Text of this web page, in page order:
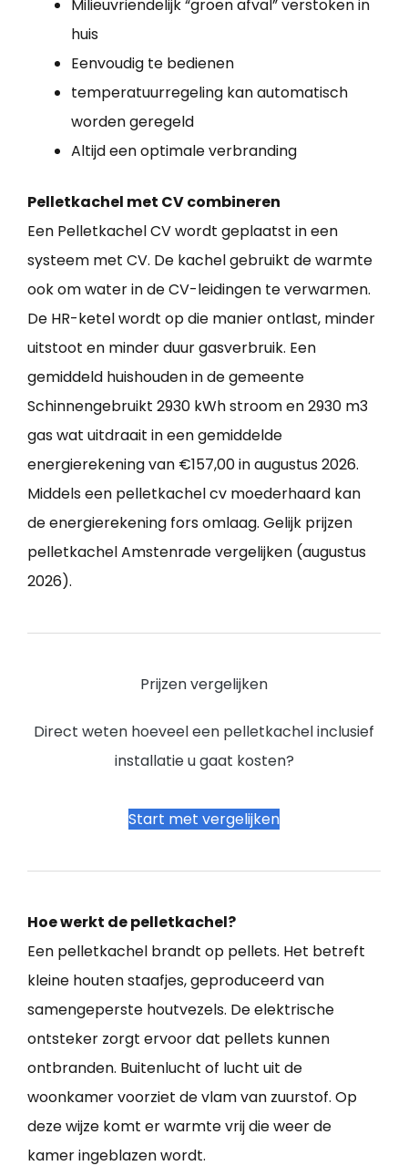
Milieuvriendelijk “groen afval” verstoken in
huis
Eenvoudig te bedienen
temperatuurregeling kan automatisch
worden geregeld
Altijd een optimale verbranding
Pelletkachel met CV combineren
Een Pelletkachel CV wordt geplaatst in een
systeem met CV. De kachel gebruikt de warmte
ook om water in de CV-leidingen te verwarmen.
De HR-ketel wordt op die manier ontlast, minder
uitstoot en minder duur gasverbruik. Een
gemiddeld huishouden in de gemeente
Schinnengebruikt 2930 kWh stroom en 2930 m3
gas wat uitdraait in een gemiddelde
energierekening van €157,00 in augustus 2026.
Middels een pelletkachel cv moederhaard kan
de energierekening fors omlaag. Gelijk prijzen
pelletkachel Amstenrade vergelijken (augustus
2026).
Prijzen vergelijken
Direct weten hoeveel een pelletkachel inclusief
installatie u gaat kosten?
Start met vergelijken
Hoe werkt de pelletkachel?
Een pelletkachel brandt op pellets. Het betreft
kleine houten staafjes, geproduceerd van
samengeperste houtvezels. De elektrische
ontsteker zorgt ervoor dat pellets kunnen
ontbranden. Buitenlucht of lucht uit de
woonkamer voorziet de vlam van zuurstof. Op
deze wijze komt er warmte vrij die weer de
kamer ingeblazen wordt.